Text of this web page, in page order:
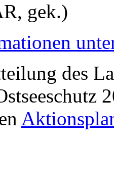
gek.)
des